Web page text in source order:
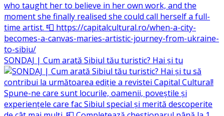
SONDAJ | Cum arată Sibiul tău turistic? Hai și tu